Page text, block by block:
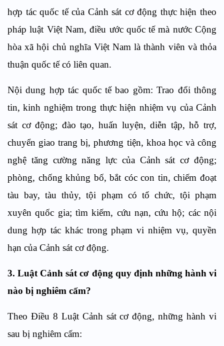
hợp tác quốc tế của Cảnh sát cơ động thực hiện theo
pháp luật Việt Nam,điều ước quốc tế mà nước Cộng
hòa xã hội chủ nghĩa Việt Nam là thành viên vàthỏa
thuận quốc tếcó liên quan.
Nội dung hợp tác quốc tếbao gồm: Trao đổi thông
tin,kinh nghiệm trong thực hiện nhiệm vụ của Cảnh
sát cơ động; đào tạo, huấn luyện, diễn tập,hỗ trợ,
chuyển giao trang bị, phương tiện, khoa học và công
nghệ tăng cường năng lực của Cảnh sát cơ động;
phòng, chống khủng bố, bắt cóc con tin, chiếm đoạt
tàu bay, tàu thủy, tội phạm có tổ chức, tội phạm
xuyên quốc gia; tìm kiếm, cứu nạn, cứu hộ; các nội
dung hợp tác khác trong phạm vi nhiệm vụ, quyền
hạn của Cảnh sát cơ động.
3.Luật Cảnh sát cơ động quy định những hành vi
nào bị nghiêm cấm?
Theo Điều 8 Luật Cảnh sát cơ động, những hành vi
sau bị nghiêm cấm: